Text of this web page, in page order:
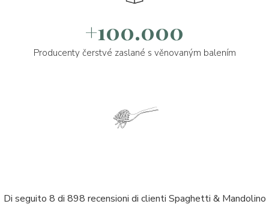
+100.000
Producenty čerstvé zaslané s věnovaným balením
Di seguito 8 di 898 recensioni di clienti Spaghetti & Mandolino